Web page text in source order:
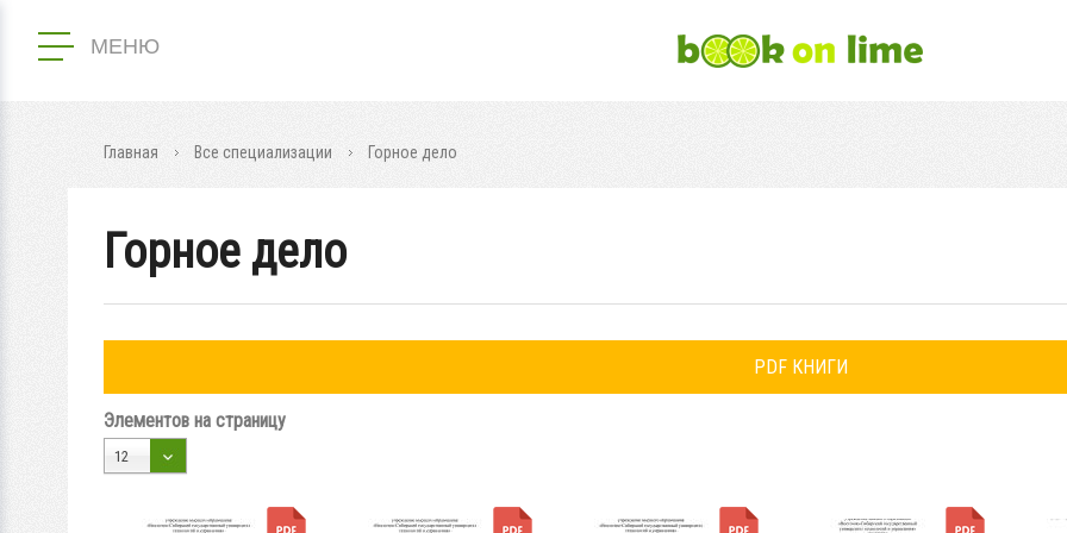
МЕНЮ
Главная Все специализации Горное дело
Горное дело
PDF КНИГИ
Элементов на страницу
12